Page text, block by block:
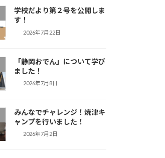
学校だより第２号を公開しま
す！
2026年7月22日
「静岡おでん」について学び
ました！
2026年7月8日
みんなでチャレンジ！焼津キ
ャンプを行いました！
2026年7月2日